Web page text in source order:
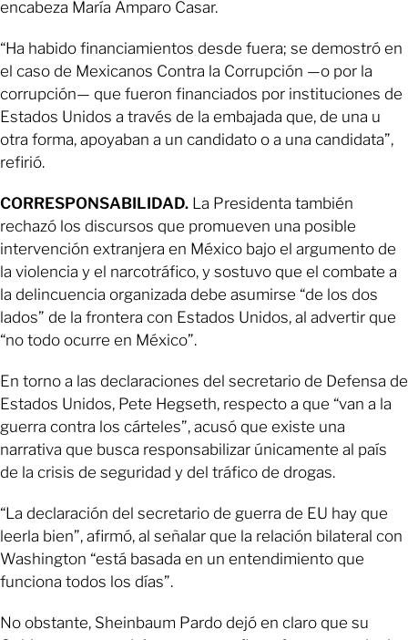
encabeza María Amparo Casar.
“Ha habido financiamientos desde fuera; se demostró en
el caso de Mexicanos Contra la Corrupción —o por la
corrupción— que fueron financiados por instituciones de
Estados Unidos a través de la embajada que, de una u
otra forma, apoyaban a un candidato o a una candidata”,
refirió.
CORRESPONSABILIDAD. La Presidenta también
rechazó los discursos que promueven una posible
intervención extranjera en México bajo el argumento de
la violencia y el narcotráfico, y sostuvo que el combate a
la delincuencia organizada debe asumirse “de los dos
lados” de la frontera con Estados Unidos, al advertir que
“no todo ocurre en México”.
En torno a las declaraciones del secretario de Defensa de
Estados Unidos, Pete Hegseth, respecto a que “van a la
guerra contra los cárteles”, acusó que existe una
narrativa que busca responsabilizar únicamente al país
de la crisis de seguridad y del tráfico de drogas.
“La declaración del secretario de guerra de EU hay que
leerla bien”, afirmó, al señalar que la relación bilateral con
Washington “está basada en un entendimiento que
funciona todos los días”.
No obstante, Sheinbaum Pardo dejó en claro que su